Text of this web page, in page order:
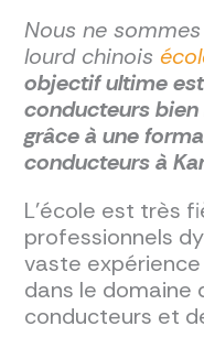
Nous ne
lourd chinois
objectif ultime
conducteurs
grâce à une
conducteurs à
L'école est très
professionnels
vaste
dans le domaine
conducteurs et